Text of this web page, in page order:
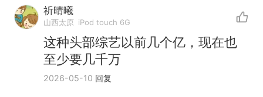
祈晴曦
山西太原 iPod touch 6G
这种头部综艺以前几个亿，现在也
至少要几千万
2026-05-10 回复